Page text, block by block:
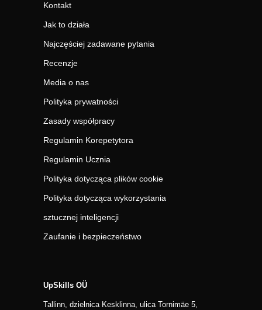
Kontakt
Jak to działa
Najczęściej zadawane pytania
Recenzje
Media o nas
Polityka prywatności
Zasady współpracy
Regulamin Korepetytora
Regulamin Ucznia
Polityka dotycząca plików cookie
Polityka dotycząca wykorzystania
sztucznej inteligencji
Zaufanie i bezpieczeństwo
UpSkills OÜ
Tallinn, dzielnica Kesklinna, ulica Tornimäe 5,